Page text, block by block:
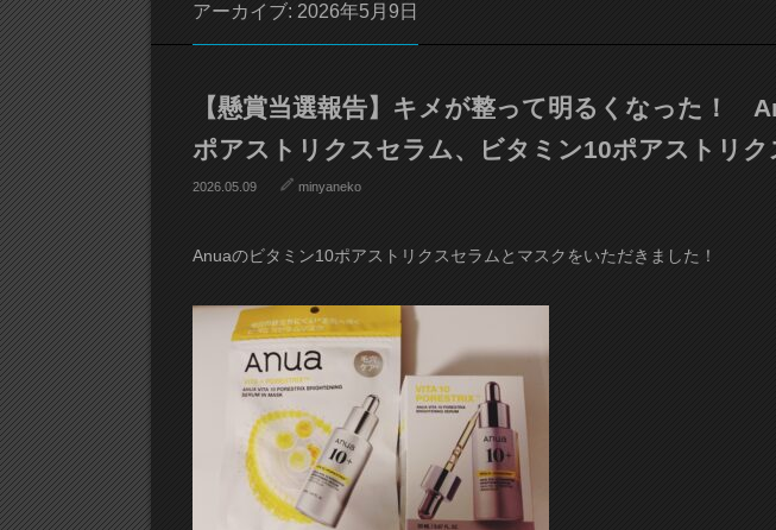
アーカイブ: 2026年5月9日
【懸賞当選報告】キメが整って明るくなった！
ポアストリクスセラム、ビタミン10ポアストリク
2026.05.09 minyaneko
Anuaのビタミン10ポアストリクスセラムとマスクをいただきました！